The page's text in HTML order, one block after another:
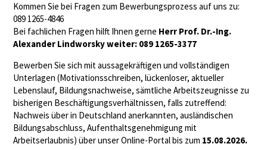
Kommen Sie bei Fragen zum Bewerbungsprozess auf uns zu:
089 1265-4846
Bei fachlichen Fragen hilft Ihnen gerne Herr Prof. Dr.-Ing.
Alexander Lindworsky weiter: 089 1265-3377
Bewerben Sie sich mit aussagekräftigen und vollständigen
Unterlagen (Motivationsschreiben, lückenloser, aktueller
Lebenslauf, Bildungsnachweise, sämtliche Arbeitszeugnisse zu
bisherigen Beschäftigungsverhältnissen, falls zutreffend:
Nachweis über in Deutschland anerkannten, ausländischen
Bildungsabschluss, Aufenthaltsgenehmigung mit
Arbeitserlaubnis) über unser Online-Portal bis zum 15.08.2026.